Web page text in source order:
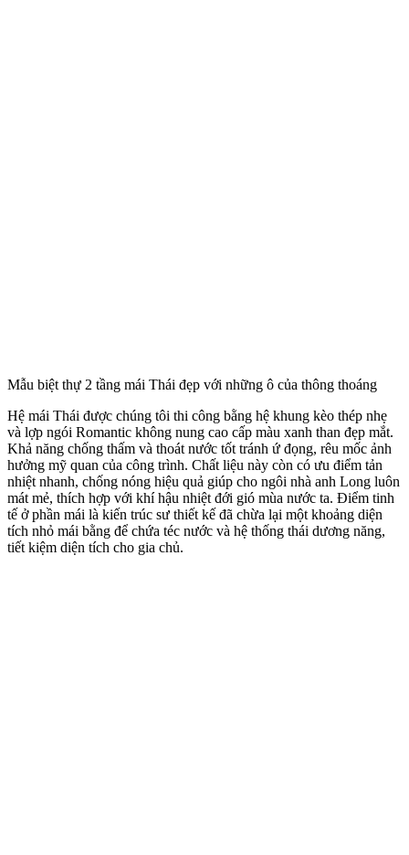
Mẫu biệt thự 2 tầng mái Thái đẹp với những ô của thông thoáng
Hệ mái Thái được chúng tôi thi công bằng hệ khung kèo thép nhẹ
và lợp ngói Romantic không nung cao cấp màu xanh than đẹp mắt.
Khả năng chống thấm và thoát nước tốt tránh ứ đọng, rêu mốc ảnh
hưởng mỹ quan của công trình. Chất liệu này còn có ưu điểm tản
nhiệt nhanh, chống nóng hiệu quả giúp cho ngôi nhà anh Long luôn
mát mẻ, thích hợp với khí hậu nhiệt đới gió mùa nước ta. Điểm tinh
tế ở phần mái là kiến trúc sư thiết kế đã chừa lại một khoảng diện
tích nhỏ mái bằng để chứa téc nước và hệ thống thái dương năng,
tiết kiệm diện tích cho gia chủ.